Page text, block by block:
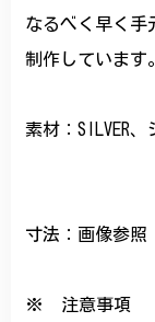
なるべく早く手
制作しています
素材：SILVER
寸法：画像参照
※ 注意事項